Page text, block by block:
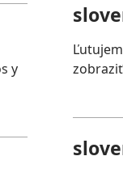
y